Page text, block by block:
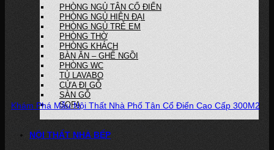
PHÒNG NGỦ TÂN CỔ ĐIỂN
PHÒNG NGỦ HIỆN ĐẠI
PHÒNG NGỦ TRẺ EM
PHÒNG THỜ
PHÒNG KHÁCH
BÀN ĂN – GHẾ NGỒI
PHÒNG WC
TỦ LAVABO
CỬA ĐI GỖ
SÀN GỖ
SOFA
NỘI THẤT NHÀ BẾP
Khám Phá Mẫu Nội Thất Nhà Phố Tân Cổ Điển Cao Cấp 300M2
Dự án: Mẫu nội thất nhà phố Tân cổ điển cao cấp tại Quận 6...